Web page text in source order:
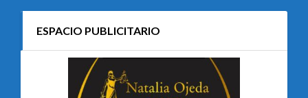
ESPACIO PUBLICITARIO